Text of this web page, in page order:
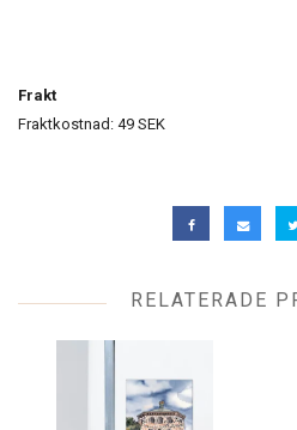
Frakt
Fraktkostnad: 49 SEK
RELATERADE